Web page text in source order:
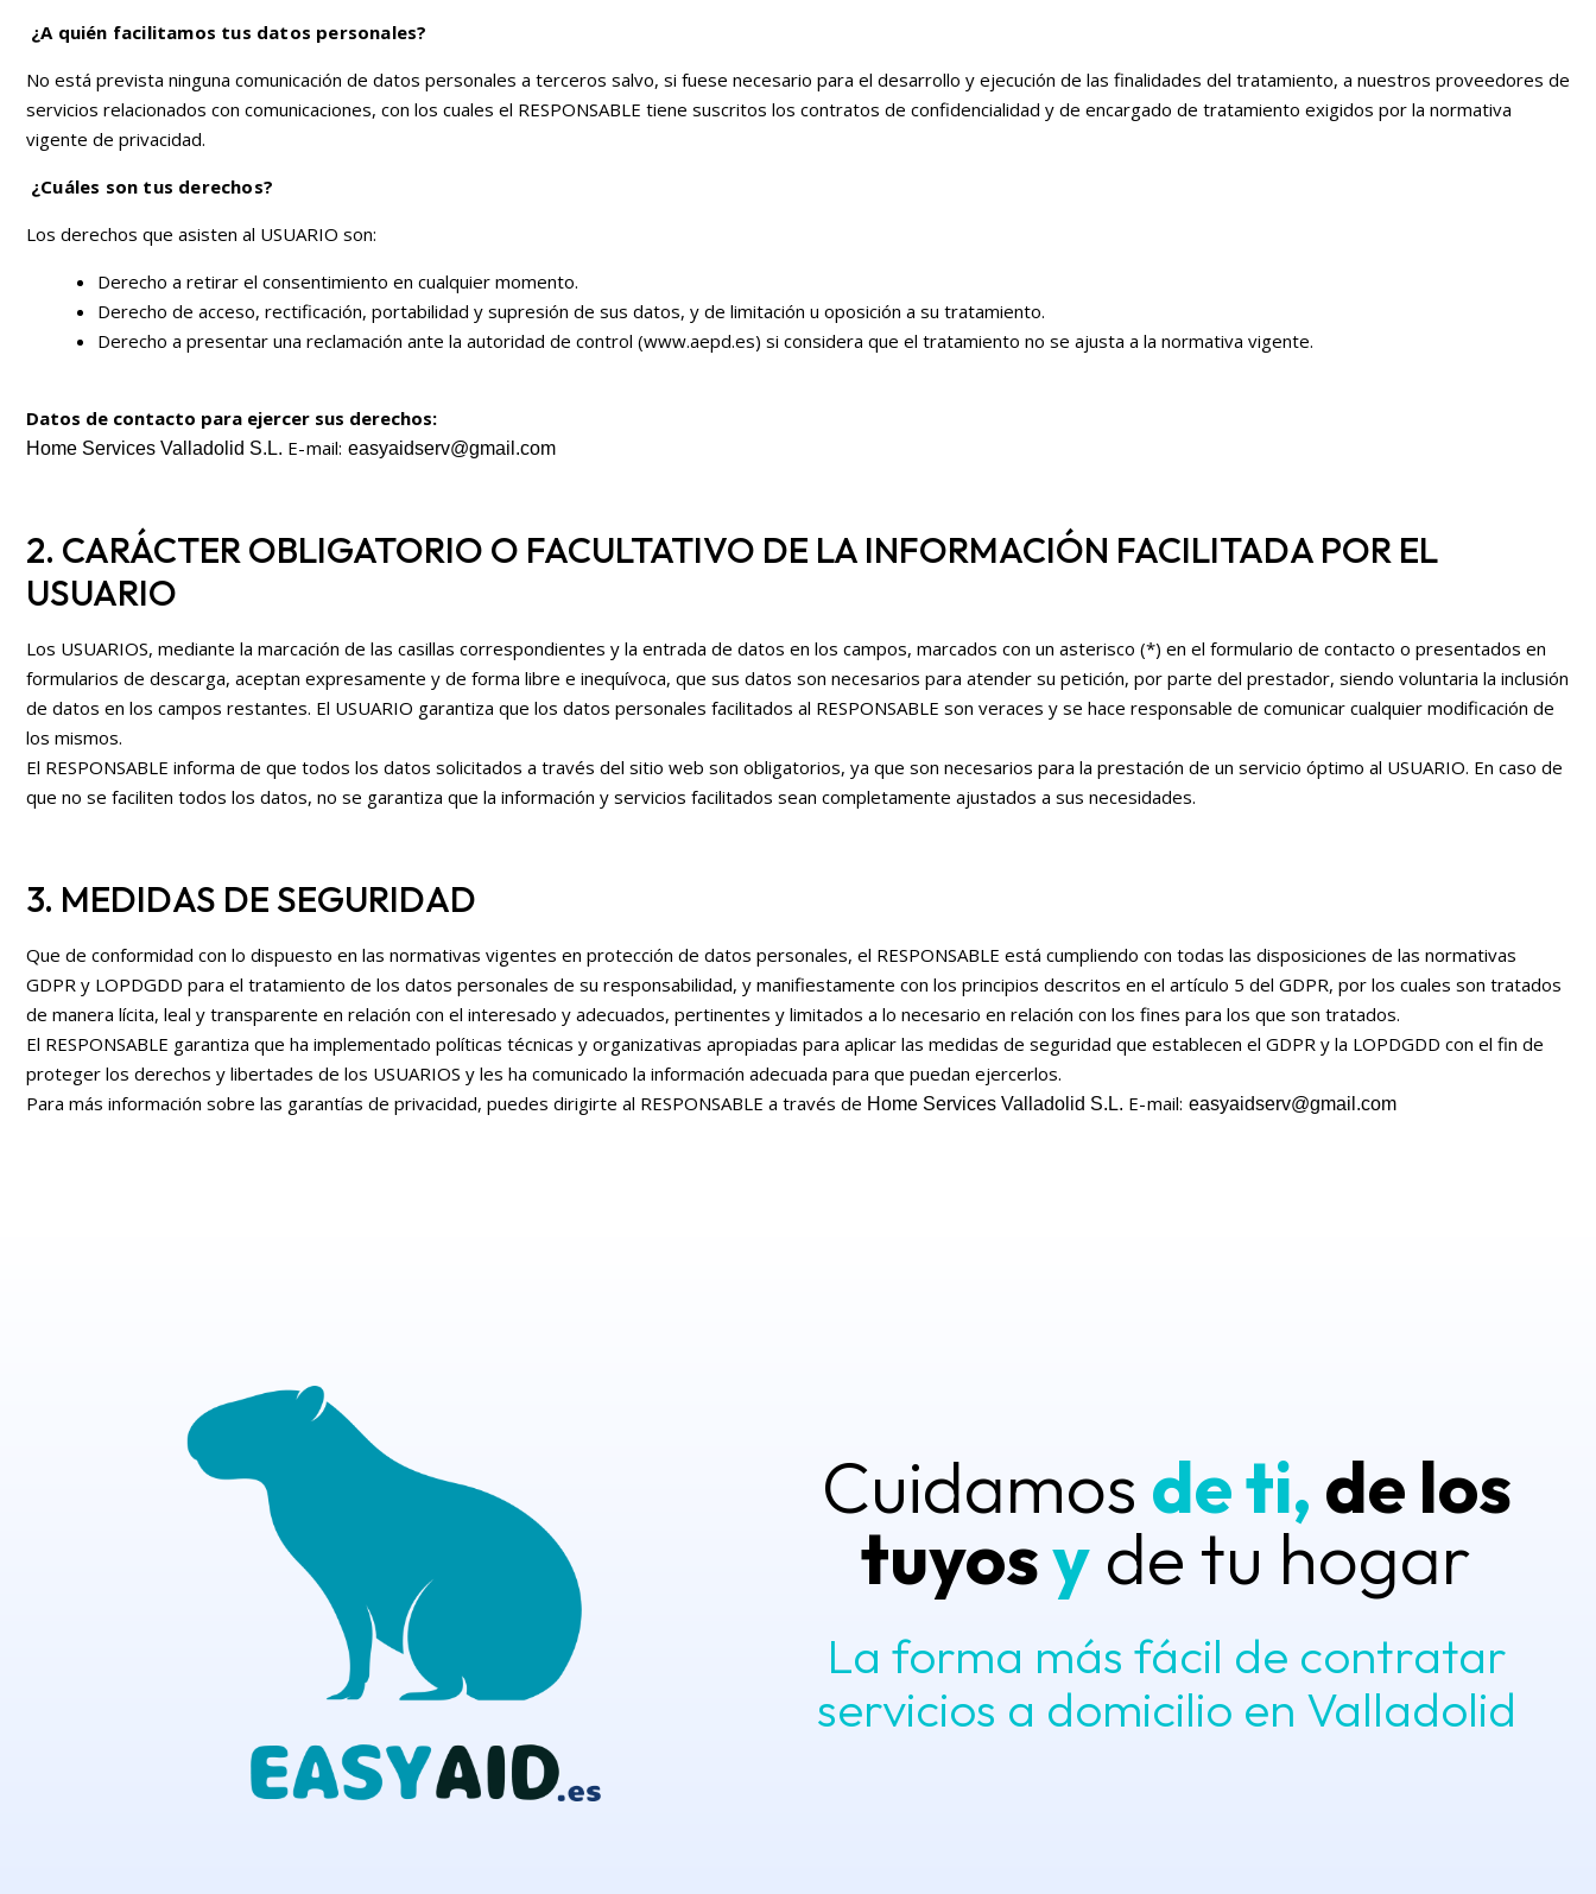
¿A quién facilitamos tus datos personales?
No está prevista ninguna comunicación de datos personales a terceros salvo, si fuese necesario para el desarrollo y ejecución de las finalidades del tratamiento, a nuestros proveedores de
servicios relacionados con comunicaciones, con los cuales el RESPONSABLE tiene suscritos los contratos de confidencialidad y de encargado de tratamiento exigidos por la normativa
vigente de privacidad.
¿Cuáles son tus derechos?
Los derechos que asisten al USUARIO son:
Derecho a retirar el consentimiento en cualquier momento.
Derecho de acceso, rectificación, portabilidad y supresión de sus datos, y de limitación u oposición a su tratamiento.
Derecho a presentar una reclamación ante la autoridad de control (www.aepd.es) si considera que el tratamiento no se ajusta a la normativa vigente.
Datos de contacto para ejercer sus derechos:
Home Services Valladolid S.L. E-mail: easyaidserv@gmail.com
2. CARÁCTER OBLIGATORIO O FACULTATIVO DE LA INFORMACIÓN FACILITADA POR EL
USUARIO
Los USUARIOS, mediante la marcación de las casillas correspondientes y la entrada de datos en los campos, marcados con un asterisco (*) en el formulario de contacto o presentados en
formularios de descarga, aceptan expresamente y de forma libre e inequívoca, que sus datos son necesarios para atender su petición, por parte del prestador, siendo voluntaria la inclusión
de datos en los campos restantes. El USUARIO garantiza que los datos personales facilitados al RESPONSABLE son veraces y se hace responsable de comunicar cualquier modificación de
los mismos.
El RESPONSABLE informa de que todos los datos solicitados a través del sitio web son obligatorios, ya que son necesarios para la prestación de un servicio óptimo al USUARIO. En caso de
que no se faciliten todos los datos, no se garantiza que la información y servicios facilitados sean completamente ajustados a sus necesidades.
3. MEDIDAS DE SEGURIDAD
Que de conformidad con lo dispuesto en las normativas vigentes en protección de datos personales, el RESPONSABLE está cumpliendo con todas las disposiciones de las normativas
GDPR y LOPDGDD para el tratamiento de los datos personales de su responsabilidad, y manifiestamente con los principios descritos en el artículo 5 del GDPR, por los cuales son tratados
de manera lícita, leal y transparente en relación con el interesado y adecuados, pertinentes y limitados a lo necesario en relación con los fines para los que son tratados.
El RESPONSABLE garantiza que ha implementado políticas técnicas y organizativas apropiadas para aplicar las medidas de seguridad que establecen el GDPR y la LOPDGDD con el fin de
proteger los derechos y libertades de los USUARIOS y les ha comunicado la información adecuada para que puedan ejercerlos.
Para más información sobre las garantías de privacidad, puedes dirigirte al RESPONSABLE a través de Home Services Valladolid S.L. E-mail: easyaidserv@gmail.com
Cuidamos de ti,de los
tuyosyde tu hogar
La forma más fácil de contratar
servicios a domicilio en Valladolid